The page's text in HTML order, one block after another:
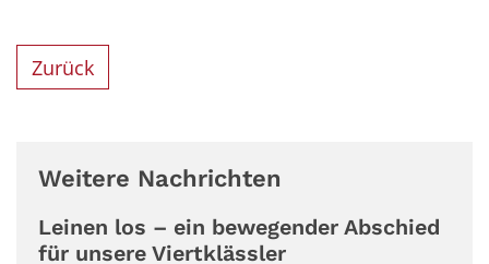
Zurück
Weitere Nachrichten
Leinen los – ein bewegender Abschied
für unsere Viertklässler